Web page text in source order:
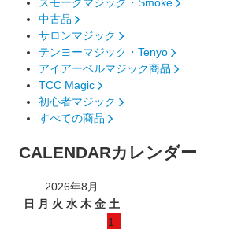
中古品
サロンマジック
テンヨーマジック・Tenyo
アイアーベルマジック商品
TCC Magic
初心者マジック
すべての商品
CALENDARカレンダー
2026年8月
日 月 火 水 木 金 土
1